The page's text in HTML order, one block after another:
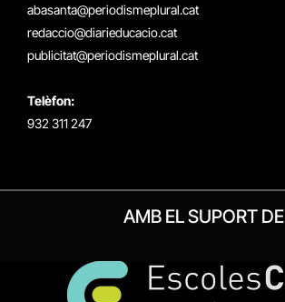
abasanta@periodismeplural.cat
redaccio@diarieducacio.cat
publicitat@periodismeplural.cat
Telèfon:
932 311 247
AMB EL SUPORT DE